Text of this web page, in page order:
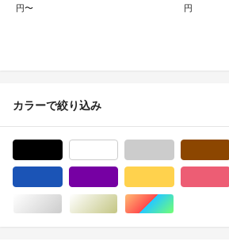
円〜 円
カラーで絞り込み
シルバー/銀色系ゴールド/金色系マルチカラー